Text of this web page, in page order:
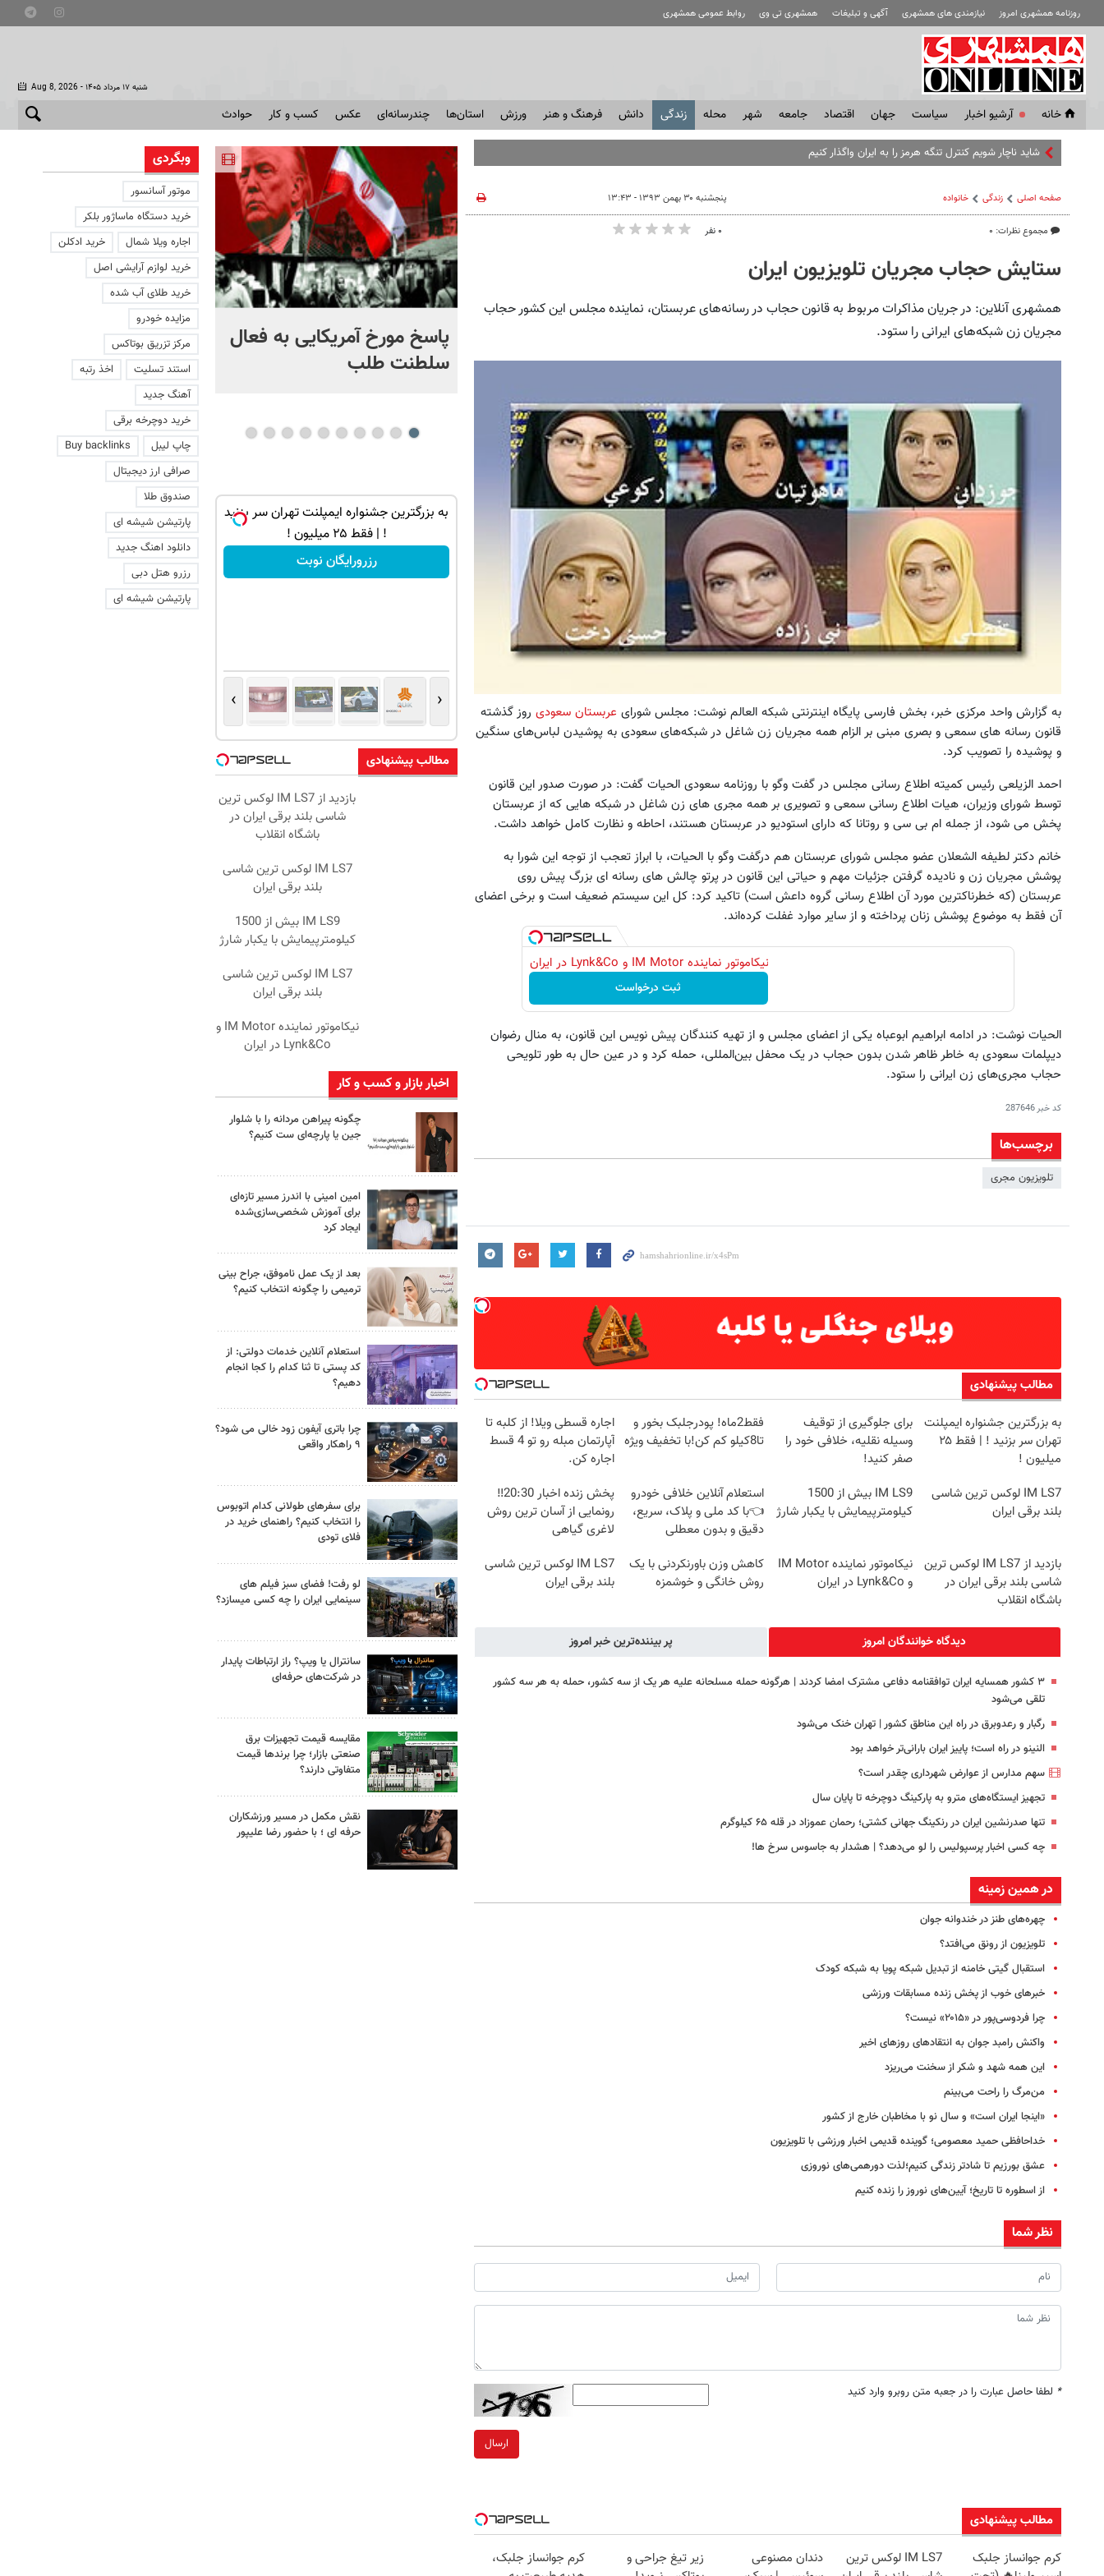
روزنامه همشهری امروز نیازمندی های همشهری آگهی و تبلیغات همشهری تی وی روابط عمومی همشهری
Aug 8, 2026 - شنبه ۱۷ مرداد ۱۴۰۵
خانه آرشیو اخبار سياست جهان اقتصاد جامعه شهر محله زندگی دانش فرهنگ و هنر ورزش استان‌ها چندرسانه‌ای عکس کسب و کار حوادث
صفحه اصلی زندگی خانواده
مجموع نظرات: ۰
پنجشنبه ۳۰ بهمن ۱۳۹۳ - ۱۳:۴۳
۰ نفر
ستایش حجاب مجریان تلویزیون ایران
همشهری آنلاین: در جریان مذاکرات مربوط به قانون حجاب در رسانه‌های عربستان، نماینده مجلس این کشور حجاب
مجریان زن شبکه‌های ایرانی را ستود.
به گزارش واحد مرکزی خبر، بخش فارسی پایگاه اینترنتی شبکه العالم نوشت: مجلس شورای عربستان سعودی روز گذشته
قانون رسانه های سمعی و بصری مبنی بر الزام همه مجریان زن شاغل در شبکه‌های سعودی به پوشیدن لباس‌های سنگین
و پوشیده را تصویب کرد.
احمد الزیلعی رئیس کمیته اطلاع رسانی مجلس در گفت وگو با روزنامه سعودی الحیات گفت: در صورت صدور این قانون
توسط شورای وزیران، هیات اطلاع رسانی سمعی و تصویری بر همه مجری های زن شاغل در شبکه هایی که از عربستان
پخش می شود، از جمله ام بی سی و روتانا که دارای استودیو در عربستان هستند، احاطه و نظارت کامل خواهد داشت.
خانم دکتر لطیفه الشعلان عضو مجلس شورای عربستان هم درگفت وگو با الحیات، با ابراز تعجب از توجه این شورا به
پوشش مجریان زن و نادیده گرفتن جزئیات مهم و حیاتی این قانون در پرتو چالش های رسانه ای بزرگ پیش روی
عربستان (که خطرناکترین مورد آن اطلاع رسانی گروه داعش است) تاکید کرد: کل این سیستم ضعیف است و برخی اعضای
آن فقط به موضوع پوشش زنان پرداخته و از سایر موارد غفلت کرده‌اند.
نیکاموتور نماینده IM Motor و Lynk&Co در ایران
ثبت درخواست
الحیات نوشت: در ادامه ابراهیم ابوعباه یکی از اعضای مجلس و از تهیه کنندگان پیش نویس این قانون، به منال رضوان
دیپلمات سعودی به خاطر ظاهر شدن بدون حجاب در یک محفل بین‌المللی، حمله کرد و در عین حال به طور تلویحی
حجاب مجری‌های زن ایرانی را ستود.
کد خبر287646
برچسب‌ها
تلویزیون مجری
مطالب پیشنهادی
به بزرگترین جشنواره ایمپلنت
تهران سر بزنید ! | فقط ۲۵
میلیون !
برای جلوگیری از توقیف
وسیله نقلیه، خلافی خود را
صفر کنید!
فقط2ماه! پودرجلبک بخور و
تا8کیلو کم کن!با تخفیف ویژه
اجاره‌ قسطی ویلا! از کلبه تا
آپارتمان مبله رو تو 4 قسط
اجاره کن.
IM LS7 لوکس ترین شاسی
بلند برقی ایران
IM LS9 بیش از 1500
کیلومترپیمایش با یکبار شارژ
استعلام آنلاین خلافی خودرو
👈با کد ملی و پلاک، سریع،
دقیق و بدون معطلی
پخش زنده اخبار 20:30‼️
رونمایی از آسان ترین روش
لاغری گیاهی
بازدید از IM LS7 لوکس ترین
شاسی بلند برقی ایران در
باشگاه انقلاب
نیکاموتور نماینده IM Motor
و Lynk&Co در ایران
کاهش وزن باورنکردنی با یک
روش خانگی و خوشمزه
IM LS7 لوکس ترین شاسی
بلند برقی ایران
دیدگاه خوانندگان امروز پر بیننده‌ترین خبر امروز
۳ کشور همسایه ایران توافقنامه دفاعی مشترک امضا کردند | هرگونه حمله مسلحانه علیه هر یک از سه کشور، حمله به هر سه کشور
تلقی می‌شود
رگبار و رعدوبرق در راه این مناطق کشور | تهران خنک می‌شود
النینو در راه است؛ پاییز ایران بارانی‌تر خواهد بود
سهم مدارس از عوارض شهرداری چقدر است؟
تجهیز ایستگاه‌های مترو به پارکینگ دوچرخه تا پایان سال
تنها صدرنشین ایران در رنکینگ جهانی کشتی؛ رحمان عموزاد در قله ۶۵ کیلوگرم
چه کسی اخبار پرسپولیس را لو می‌دهد؟ | هشدار به جاسوس سرخ ها!
در همین زمینه
چهره‌های طنز در خندوانه جوان
تلویزیون از رونق می‌افتد؟
استقبال گیتی خامنه از تبدیل شبکه پویا به شبکه کودک
خبرهای خوب از پخش زنده مسابقات ورزشی
چرا فردوسی‌پور در «۲۰۱۵» نیست؟
واکنش رامبد جوان به انتقادهای روزهای اخیر
این همه شهد و شکر از سخنت می‌ریزد
من‌مرگ را راحت می‌بینم
«اینجا ایران است» و سال نو با مخاطبان خارج از کشور
خداحافظی حمید معصومی؛ گوینده قدیمی اخبار ورزشی با تلویزیون
عشق بورزیم تا شادتر زندگی کنیم؛لذت دورهمی‌های نوروزی
از اسطوره تا تاریخ؛ آیین‌های نوروز را زنده کنیم
نظر شما
* لطفا حاصل عبارت را در جعبه متن روبرو وارد کنید
ارسال
مطالب پیشنهادی
کرم جوانساز جلبک
IM LS7 لوکس ترین
دندان مصنوعی
زیر تیغ جراحی و
کرم جوانساز جلبک،
یاس» را بازخوانی کرد | ببینید
پاسخ مورخ آمریکایی به فعال
سلطنت طلب
با دوچرخه به مترو بروید
کوییک گذاشتی برای فروش ؟ اینجا
سریع و راحت بفروش
بازدید از IM LS7 لوکس ترین شاسی بلند
برقی ایران در باشگاه انقلاب
ثبت درخواست
IM LS7 لوکس ترین شاسی بلند برقی ایران
ثبت درخواست
به بزرگترین جشنواره ایمپلنت تهران سر بزنید
! | فقط ۲۵ میلیون !
رزرورایگان نوبت
‹
›
مطالب پیشنهادی
بازدید از IM LS7 لوکس ترین
شاسی بلند برقی ایران در
باشگاه انقلاب
IM LS7 لوکس ترین شاسی
بلند برقی ایران
IM LS9 بیش از 1500
کیلومترپیمایش با یکبار شارژ
IM LS7 لوکس ترین شاسی
بلند برقی ایران
نیکاموتور نماینده IM Motor و
Lynk&Co در ایران
اخبار بازار و کسب و کار
چگونه پیراهن مردانه را با شلوار
جین یا پارچه‌ای ست کنیم؟
امین امینی با اندرز مسیر تازه‌ای
برای آموزش شخصی‌سازی‌شده
ایجاد کرد
بعد از یک عمل ناموفق، جراح بینی
ترمیمی را چگونه انتخاب کنیم؟
استعلام آنلاین خدمات دولتی: از
کد پستی تا ثنا کدام را کجا انجام
دهیم؟
چرا باتری آیفون زود خالی می شود؟
۹ راهکار واقعی
برای سفرهای طولانی کدام اتوبوس
را انتخاب کنیم؟ راهنمای خرید در
فلای تودی
لو رفت! فضای سبز فیلم های
سینمایی ایران را چه کسی میسازد؟
سانترال یا ویپ؟ راز ارتباطات پایدار
در شرکت‌های حرفه‌ای
مقایسه قیمت تجهیزات برق
صنعتی بازار؛ چرا برندها قیمت
متفاوتی دارند؟
نقش مکمل در مسیر ورزشکاران
حرفه ای ؛ با حضور رضا علیپور
وبگردی
موتور آسانسور
خرید دستگاه ماساژور بلکر
اجاره ویلا شمال
خرید ادکلن
خرید لوازم آرایشی اصل
خرید طلای آب شده
مزایده خودرو
مرکز تزریق بوتاکس
استند تسلیت
اخذ رتبه
آهنگ جدید
خرید دوچرخه برقی
چاپ لیبل
Buy backlinks
صرافی ارز دیجیتال
صندوق طلا
پارتیشن شیشه ای
دانلود اهنگ جدید
رزرو هتل دبی
پارتیشن شیشه ای